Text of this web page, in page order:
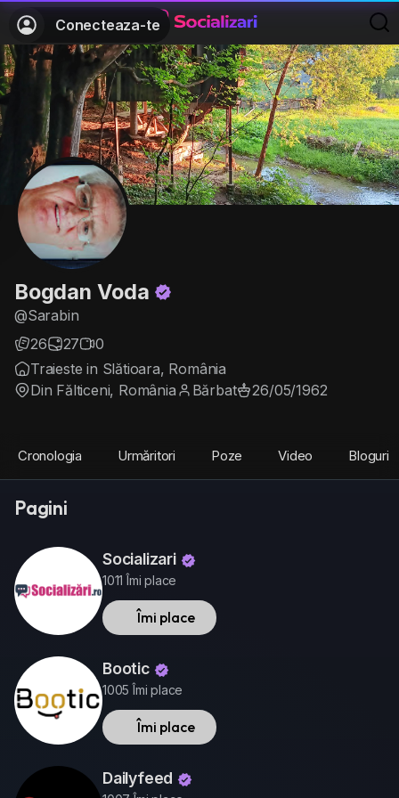
Conecteaza-te
Bogdan Voda
@Sarabin
26
27
0
Traieste in Slătioara, România
Din Fălticeni, România
Bărbat 26/05/1962
Cronologia Urmăritori Poze Video Bloguri
Pagini
Socializari
1011 Îmi place
Îmi place
Bootic
1005 Îmi place
Îmi place
Dailyfeed